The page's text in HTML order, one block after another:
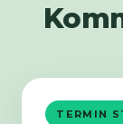
TERMIN